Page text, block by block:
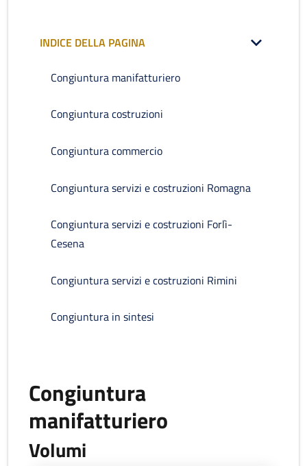
INDICE DELLA PAGINA
Congiuntura manifatturiero
Congiuntura costruzioni
Congiuntura commercio
Congiuntura servizi e costruzioni Romagna
Congiuntura servizi e costruzioni Forlì-
Cesena
Congiuntura servizi e costruzioni Rimini
Congiuntura in sintesi
Congiuntura
manifatturiero
Volumi